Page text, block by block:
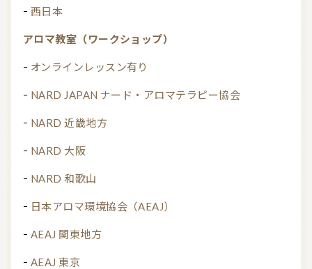
西日本
アロマ教室（ワークショップ）
オンラインレッスン有り
NARD JAPAN ナード・アロマテラピー協会
NARD 近畿地方
NARD 大阪
NARD 和歌山
日本アロマ環境協会（AEAJ）
AEAJ 関東地方
AEAJ 東京